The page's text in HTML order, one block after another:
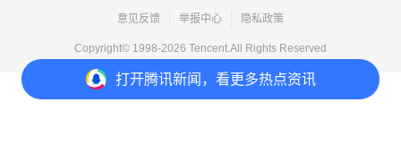
打开腾讯新闻，看更多热点资讯
意见反馈 举报中心 隐私政策
Copyright© 1998-2026 Tencent.All Rights Reserved